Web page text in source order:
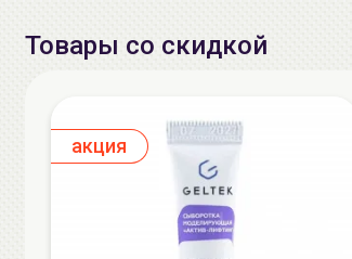
Товары со скидкой
aкция